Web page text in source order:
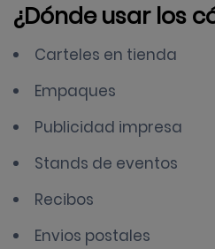
¿Dónde usar los
Carteles en tienda
Empaques
Publicidad impresa
Stands de eventos
Recibos
Envios postales